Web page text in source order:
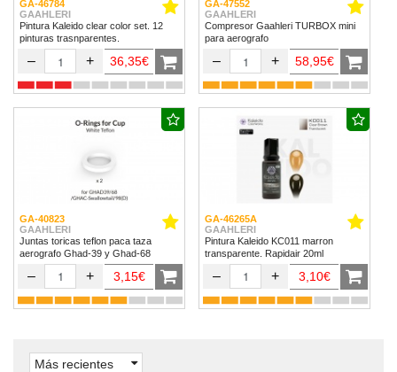
GA-46784
GAAHLERI
Pintura Kaleido clear color set. 12
pinturas trasnparentes.
– + 36,35€
GA-47552
GAAHLERI
Compresor Gaahleri TURBOX mini
para aerografo
– + 58,95€
GA-40823
GAAHLERI
Juntas toricas teflon paca taza
aerografo Ghad-39 y Ghad-68
– + 3,15€
GA-46265A
GAAHLERI
Pintura Kaleido KC011 marron
transparente. Rapidair 20ml
– + 3,10€
Más recientes